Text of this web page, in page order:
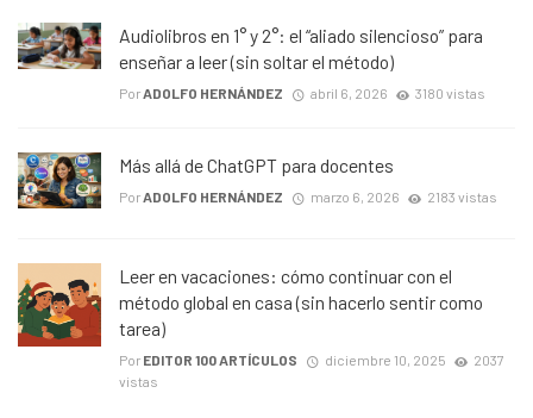
Audiolibros en 1° y 2°: el “aliado silencioso” para
enseñar a leer (sin soltar el método)
PorADOLFO HERNÁNDEZ abril 6, 2026 3180 vistas
Más allá de ChatGPT para docentes
PorADOLFO HERNÁNDEZ marzo 6, 2026 2183 vistas
Leer en vacaciones: cómo continuar con el
método global en casa (sin hacerlo sentir como
tarea)
Por EDITOR 100 ARTÍCULOS diciembre 10, 2025
2037
vistas